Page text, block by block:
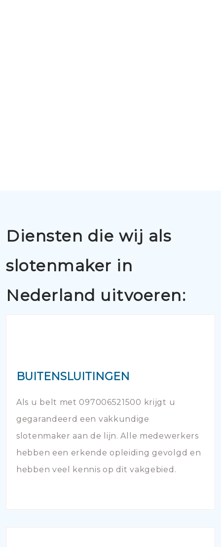
Diensten die wij als
slotenmaker in
Nederland uitvoeren:
BUITENSLUITINGEN
Als u belt met 097006521500 krijgt u
gegarandeerd een vakkundige
slotenmaker aan de lijn. Alle medewerkers
hebben een erkende opleiding gevolgd en
hebben veel kennis op dit vakgebied.